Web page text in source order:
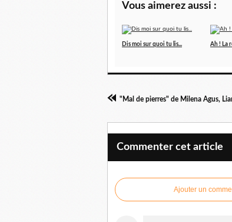
Vous aimerez aussi :
Dis moi sur quoi tu lis... Ah ! La
Commenter cet article
Ajouter un